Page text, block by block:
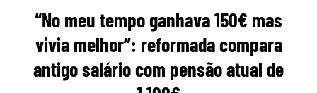
“No meu tempo ganhava 150€ mas
vivia melhor”: reformada compara
antigo salário com pensão atual de